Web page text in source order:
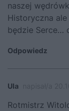
naszej
Historyczna
będzie Serce…
Odpowiedz
Ula
Rotmistrz